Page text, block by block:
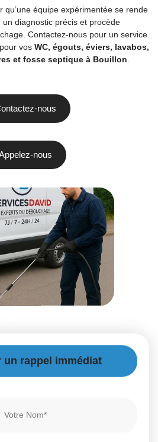
qu’une équipe expérimentée se rende
diagnostic précis et procède
Contactez-nous pour un service
vos WC, égouts, éviers, lavabos,
et fosse septique à Bouillon.
nous
nous
un rappel immédiat